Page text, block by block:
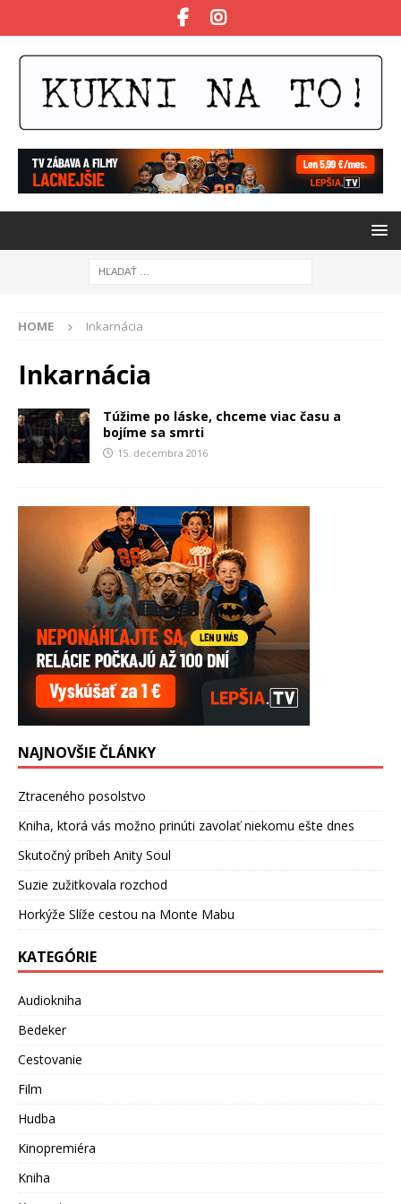
HOME Inkarnácia
Inkarnácia
Túžime po láske, chceme viac času a
bojíme sa smrti
15. decembra 2016
NAJNOVŠIE ČLÁNKY
Ztraceného posolstvo
Kniha, ktorá vás možno prinúti zavolať niekomu ešte dnes
Skutočný príbeh Anity Soul
Suzie zužitkovala rozchod
Horkýže Slíže cestou na Monte Mabu
KATEGÓRIE
Audiokniha
Bedeker
Cestovanie
Film
Hudba
Kinopremiéra
Kniha